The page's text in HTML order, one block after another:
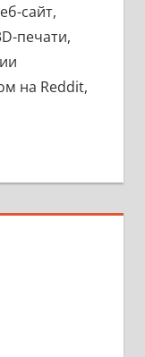
сайт,
печати,
на Reddit,